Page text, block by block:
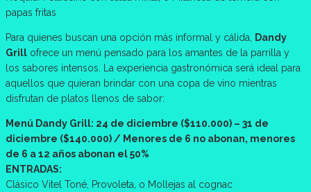
papas fritas
Para quienes buscan una opción más informal y cálida, Dandy
Grill ofrece un menú pensado para los amantes de la parrilla y
los sabores intensos. La experiencia gastronómica será ideal para
aquellos que quieran brindar con una copa de vino mientras
disfrutan de platos llenos de sabor:
Menú Dandy Grill: 24 de diciembre ($110.000) – 31 de
diciembre ($140.000) / Menores de 6 no abonan, menores
de 6 a 12 años abonan el 50%
ENTRADAS:
Clásico Vitel Toné, Provoleta, o Mollejas al cognac